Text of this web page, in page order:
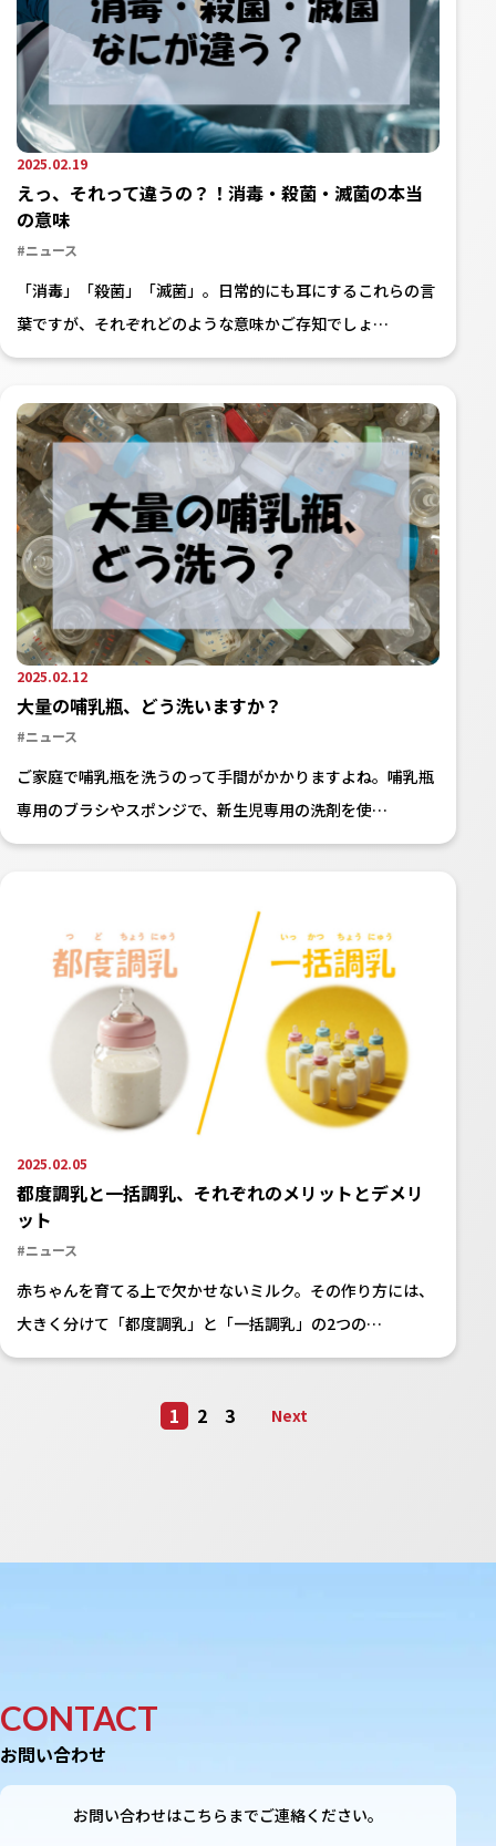
2025.02.19
えっ、それって違うの？！消毒・殺菌・滅菌の本当
の意味
#ニュース
「消毒」「殺菌」「滅菌」。日常的にも耳にするこれらの言
葉ですが、それぞれどのような意味かご存知でしょ…
2025.02.12
大量の哺乳瓶、どう洗いますか？
#ニュース
ご家庭で哺乳瓶を洗うのって手間がかかりますよね。哺乳瓶
専用のブラシやスポンジで、新生児専用の洗剤を使…
2025.02.05
都度調乳と一括調乳、それぞれのメリットとデメリ
ット
#ニュース
赤ちゃんを育てる上で欠かせないミルク。その作り方には、
大きく分けて「都度調乳」と「一括調乳」の2つの…
1 2 3 Next
CONTACT
お問い合わせ
お問い合わせはこちらまでご連絡ください。